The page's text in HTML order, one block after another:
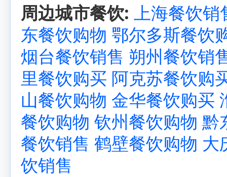
周边城市餐饮: 上海餐饮销
东餐饮购物 鄂尔多斯餐饮
烟台餐饮销售 朔州餐饮销
里餐饮购买 阿克苏餐饮购
山餐饮购物 金华餐饮购买
餐饮购物 钦州餐饮购物 黔
餐饮销售 鹤壁餐饮购物 大
饮销售